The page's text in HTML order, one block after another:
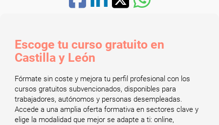
Escoge tu curso gratuito en
Castilla y León
Fórmate sin coste y mejora tu perfil profesional con los
cursos gratuitos subvencionados, disponibles para
trabajadores, autónomos y personas desempleadas.
Accede a una amplia oferta formativa en sectores clave y
elige la modalidad que mejor se adapte a ti: online,